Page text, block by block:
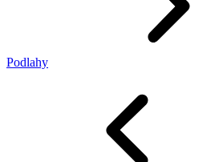
Podlahy